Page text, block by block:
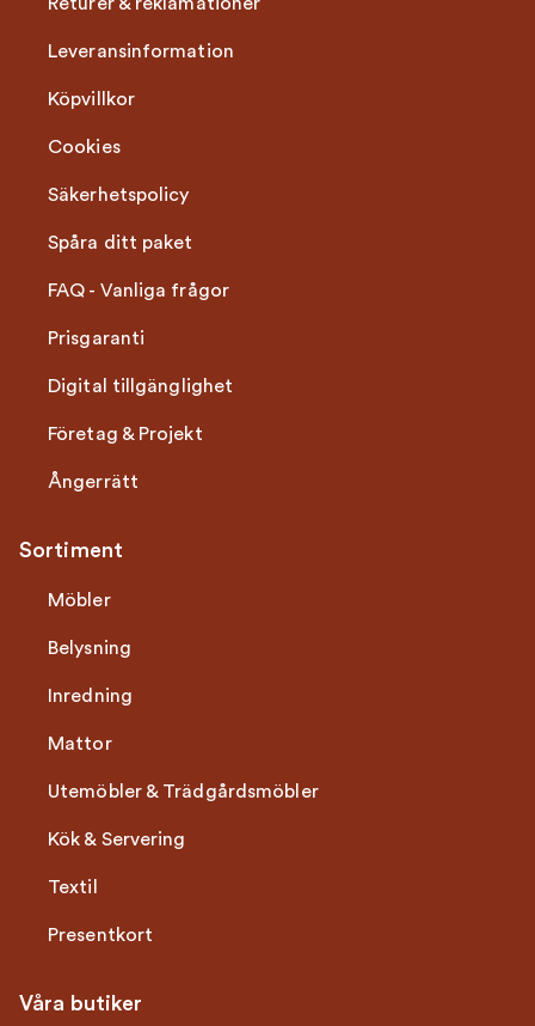
Leveransinformation
Köpvillkor
Cookies
Säkerhetspolicy
Spåra ditt paket
FAQ - Vanliga frågor
Prisgaranti
Digital tillgänglighet
Företag & Projekt
Ångerrätt
Sortiment
Möbler
Belysning
Inredning
Mattor
Utemöbler & Trädgårdsmöbler
Kök & Servering
Textil
Presentkort
Våra butiker